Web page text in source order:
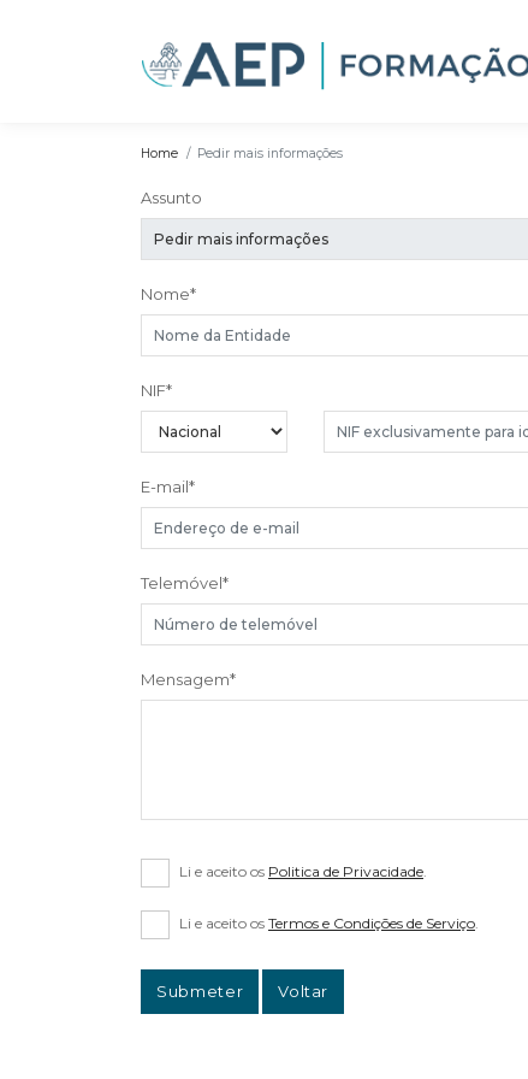
Home Pedir mais informações
Assunto
Nome*
NIF*
E-mail*
Telemóvel*
Mensagem*
Li e aceito os Politica de Privacidade.
Li e aceito os Termos e Condições de Serviço
Submeter Voltar